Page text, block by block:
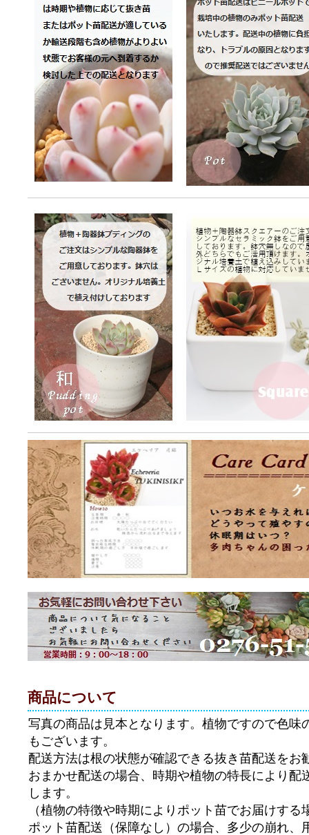
商品について
写真の商品は見本となります。植物ですので色味
もございます。
配送方法は根の状態が確認できる抜き苗配送をお
おまかせ配送の場合、時期や植物の特長により配
します。
（植物の特徴や時期によりポット苗でお届けする
ポット苗配送（保障なし）の場合、多少の崩れ、